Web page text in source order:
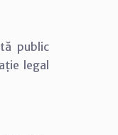
public
legal